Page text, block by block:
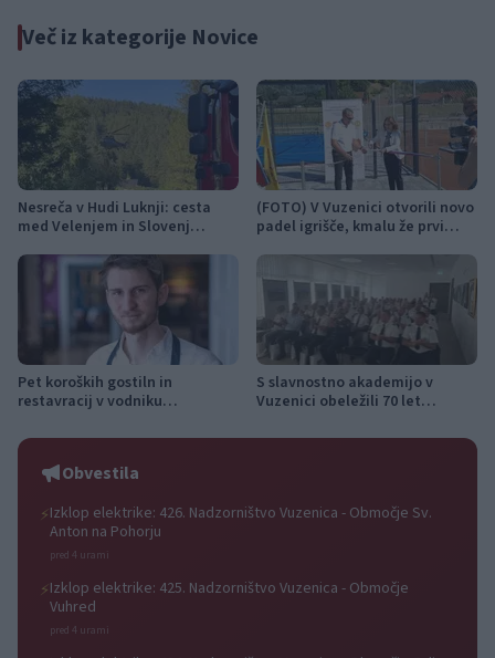
Več iz kategorije Novice
Nesreča v Hudi Luknji: cesta
med Velenjem in Slovenj
promet izmenično enosmeren
(FOTO) V Vuzenici otvorili novo
padel igrišče, kmalu že prvi
Pet koroških gostiln in
restavracij v vodniku
GT19 najboljši med Korošci
S slavnostno akademijo v
Vuzenici obeležili 70 let
Obvestila
⚡Izklop elektrike: 426. Nadzorništvo Vuzenica - Območje Sv.
Anton na Pohorju
pred 4 urami
⚡Izklop elektrike: 425. Nadzorništvo Vuzenica - Območje
Vuhred
pred 4 urami